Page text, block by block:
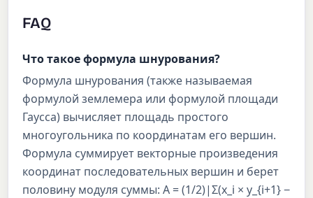
FAQ
Что такое формула шнурования?
Формула шнурования (также называемая
формулой землемера или формулой площади
Гаусса) вычисляет площадь простого
многоугольника по координатам его вершин.
Формула суммирует векторные произведения
координат последовательных вершин и берет
половину модуля суммы: A = (1/2)|Σ(x_i × y_{i+1} −